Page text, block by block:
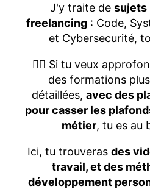
J'y traite de sujets
freelancing : Code,
et Cybersecurité,
👉🏻 Si tu veux
des formations
détaillées, avec des
pour casser les
métier, tu es au
Ici, tu trouveras des
travail, et des
développement